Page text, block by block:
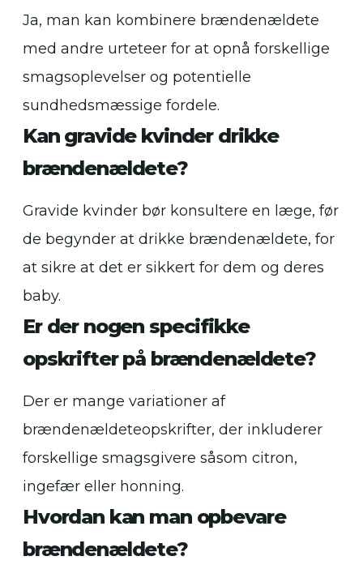
Ja, man kan kombinere brændenældete
med andre urteteer for at opnå forskellige
smagsoplevelser og potentielle
sundhedsmæssige fordele.
Kan gravide kvinder drikke
brændenældete?
Gravide kvinder bør konsultere en læge, før
de begynder at drikke brændenældete, for
at sikre at det er sikkert for dem og deres
baby.
Er der nogen specifikke
opskrifter på brændenældete?
Der er mange variationer af
brændenældeteopskrifter, der inkluderer
forskellige smagsgivere såsom citron,
ingefær eller honning.
Hvordan kan man opbevare
brændenældete?